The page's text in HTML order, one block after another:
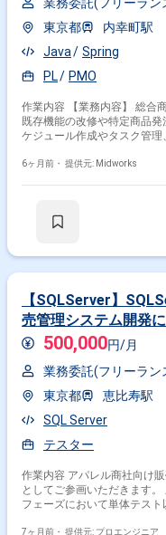
東京都
内幸町駅
Java
Spring
PL
PMO
作業内容 【業務内容】 総合商社のサプライチェーンシステムにおいて、
既存機能の改修や特定商品
ケジュール作成やタスク管
を活かしつつ、関係ベンダー
と品質管理
6ヶ月前・ 提供元: Midworks
【SQLServer】
売管理システム開発
500,000円/月
業務委託(フリーラン
東京都
恵比寿駅
SQL Server
テスター
作業内容 アパレル商社向け
としてご参画いただきます。
フェーズにおいて単体テスト以降を
7ヶ月前・ 提供元: プロエンジニア